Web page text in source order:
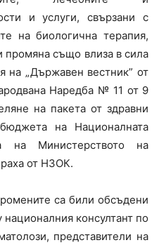
и услуги, свързани с
на биологична терапия,
също влиза в сила
на „Държавен вестник” от
Наредба № 11 от 9
на пакета от здравни
на Националната
на Министерството на
от НЗОК.
са били обсъдени
консултант по
представители на